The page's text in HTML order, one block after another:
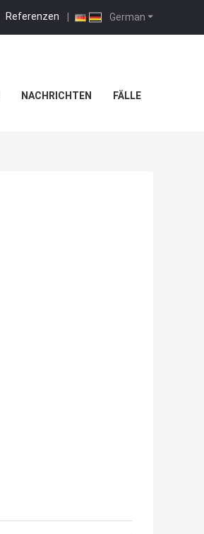
German
Referenzen |
NACHRICHTEN FÄLLE